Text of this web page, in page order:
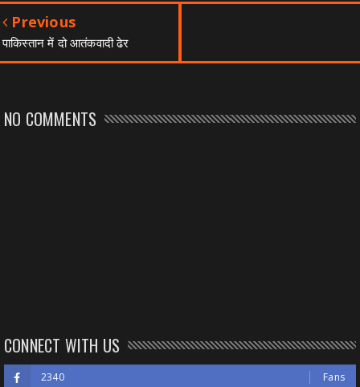
Previous
पाकिस्तान में दो आतंकवादी ढेर
NO COMMENTS
CONNECT WITH US
2340 Fans